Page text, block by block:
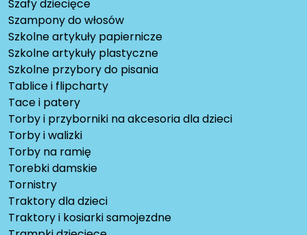
Szafy dziecięce
Szampony do włosów
Szkolne artykuły papiernicze
Szkolne artykuły plastyczne
Szkolne przybory do pisania
Tablice i flipcharty
Tace i patery
Torby i przyborniki na akcesoria dla dzieci
Torby i walizki
Torby na ramię
Torebki damskie
Tornistry
Traktory dla dzieci
Traktory i kosiarki samojezdne